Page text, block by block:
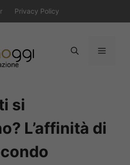
Privacy Policy
Menu
si
L’affinità di